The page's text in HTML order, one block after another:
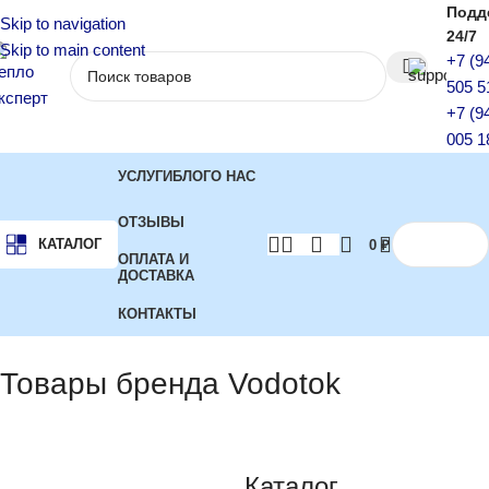
Skip to navigation
Skip to main content
24/7
+7
505
+7
005
КАТАЛОГ
УСЛУГИБЛОГО НАС
ОТЗЫВЫ
ОПЛАТА И
ДОСТАВКА
КОНТАКТЫ
0 ₽
Товары бренда Vodotok